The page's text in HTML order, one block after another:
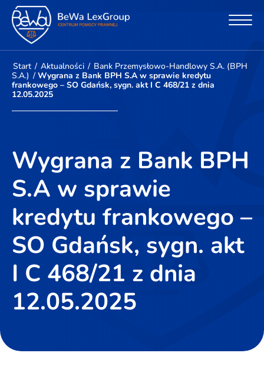
Start / Aktualności / Bank Przemysłowo-Handlowy S.A. (BPH
S.A.) / Wygrana z Bank BPH S.A w sprawie kredytu
frankowego – SO Gdańsk, sygn. akt I C 468/21 z dnia
12.05.2025
Wygrana z Bank BPH
S.A w sprawie
kredytu frankowego –
SO Gdańsk, sygn. akt
I C 468/21 z dnia
12.05.2025